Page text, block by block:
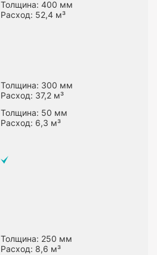
Толщина: 400 мм
Расход: 52,4 м³
Толщина: 300 мм
Расход: 37,2 м³
Толщина: 50 мм
Расход: 6,3 м³
Толщина: 250 мм
Расход: 8,6 м³